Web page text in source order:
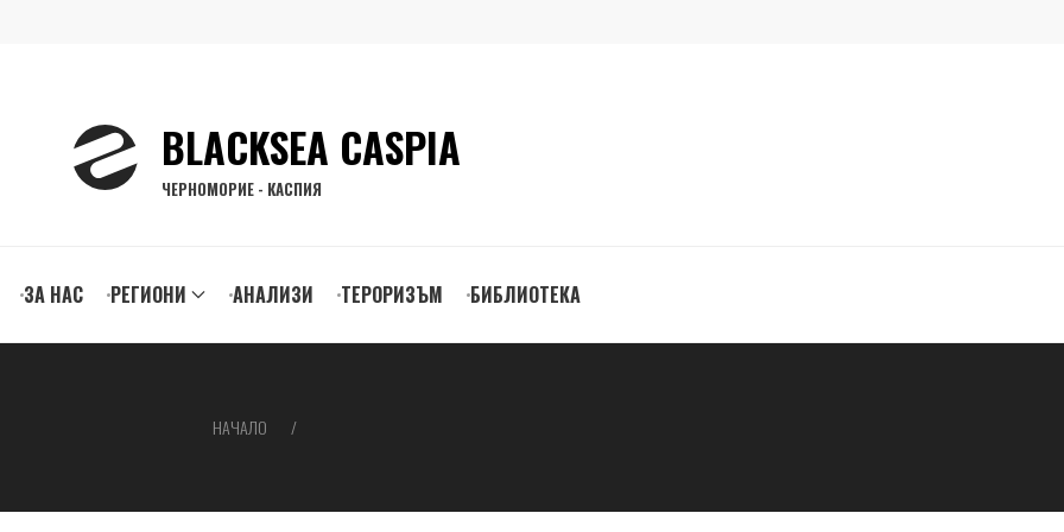
BLACKSEA CASPIA
ЧЕРНОМОРИЕ - КАСПИЯ
ЗА НАС РЕГИОНИ АНАЛИЗИ ТЕРОРИЗЪМ БИБЛИОТЕКА
НАЧАЛО